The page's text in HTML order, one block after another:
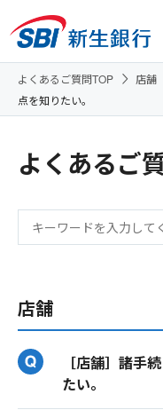
よくあるご質問TOP 店舗
点を知りたい。
よくあるご
店舗
［店舗］諸手
たい。